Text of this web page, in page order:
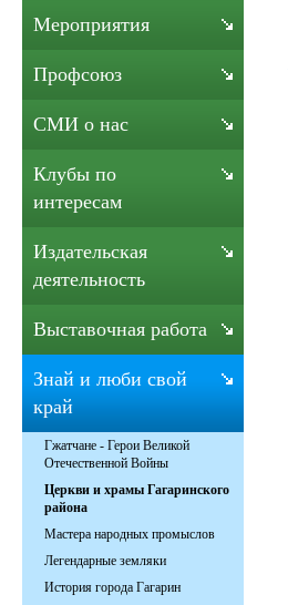
Мероприятия
Профсоюз
СМИ о нас
Клубы по
интересам
Издательская
деятельность
Выставочная работа
Знай и люби свой
край
Гжатчане - Герои Великой
Отечественной Войны
Церкви и храмы Гагаринского
района
Мастера народных промыслов
Легендарные земляки
История города Гагарин